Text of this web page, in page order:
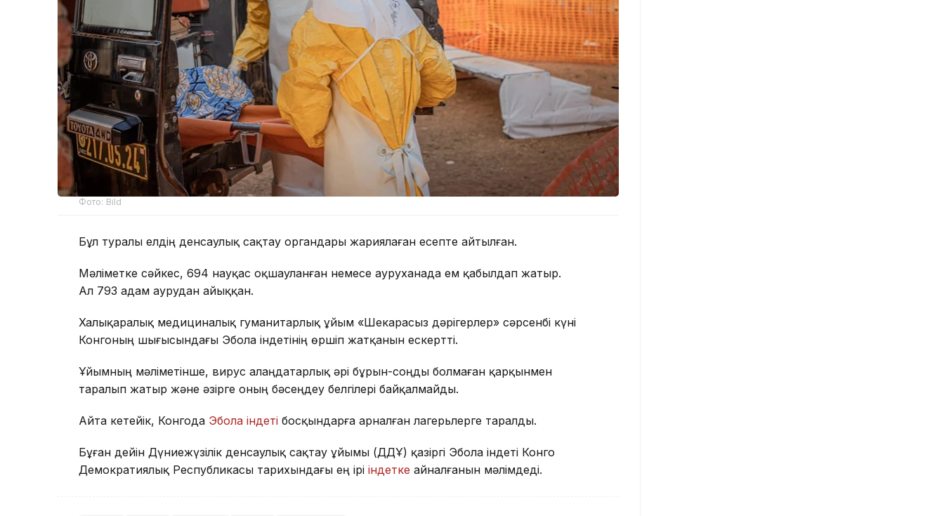
Фото: Bild
Бұл туралы елдің денсаулық сақтау органдары жариялаған есепте айтылған.
Мәліметке сәйкес, 694 науқас оқшауланған немесе ауруханада ем қабылдап жатыр.
Ал 793 адам аурудан айыққан.
Халықаралық медициналық гуманитарлық ұйым «Шекарасыз дәрігерлер» сәрсенбі күні
Конгоның шығысындағы Эбола індетінің өршіп жатқанын ескертті.
Ұйымның мәліметінше, вирус алаңдатарлық әрі бұрын-соңды болмаған қарқынмен
таралып жатыр және әзірге оның бәсеңдеу белгілері байқалмайды.
Айта кетейік, Конгода Эбола індеті босқындарға арналған лагерьлерге таралды.
Бұған дейін Дүниежүзілік денсаулық сақтау ұйымы (ДДҰ) қазіргі Эбола індеті Конго
Демократиялық Республикасы тарихындағы ең ірі індетке айналғанын мәлімдеді.